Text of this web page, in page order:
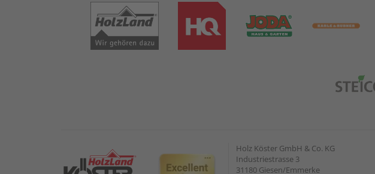
Holz Köster GmbH & Co. KG
Industriestrasse 3
31180 Giesen/Emmerke